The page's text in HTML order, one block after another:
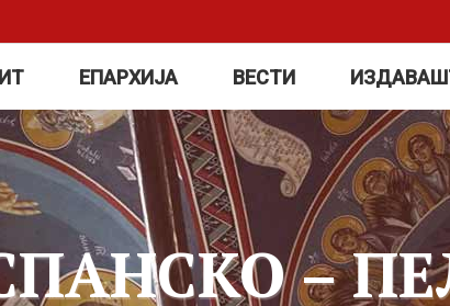
ЕПАРХИЈА ВЕСТИ
–